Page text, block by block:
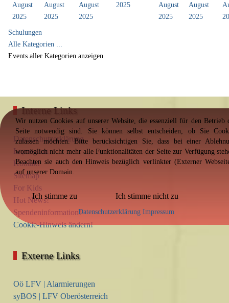
August
2025
August
2025
August
2025
2025
August
2025
August
2025
Schulungen
Alle Kategorien ...
Events aller Kategorien anzeigen
Interne Links
Datenschutzerklärung
Impressum
Kontakt
Sitemap
For Kids
Hot News!
Spendeninformation!
Cookie-Hinweis ändern!
Externe Links
Oö LFV | Alarmierungen
syBOS | LFV Oberösterreich
Wir nutzen Cookies auf unserer Website, die essenziell für den Betrieb
Seite notwendig sind. Sie können selbst entscheiden, ob Sie
zulassen möchten. Bitte berücksichtigen Sie, dass bei einer
womöglich nicht mehr alle Funktionalitäten der Seite zur Verfügung
Beachten sie auch den Hinweis bezüglich verlinkter (Externer
auf unserer Domain.
Ich stimme zu Ich stimme nicht zu
Datenschutzerklärung Impressum